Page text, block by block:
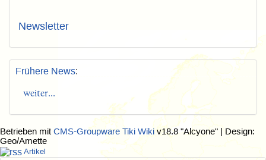
Newsletter
Frühere News:
weiter...
Betrieben mit CMS-Groupware Tiki Wiki v18.8 "Alcyone" | Design:
Geo/Amette
Artikel